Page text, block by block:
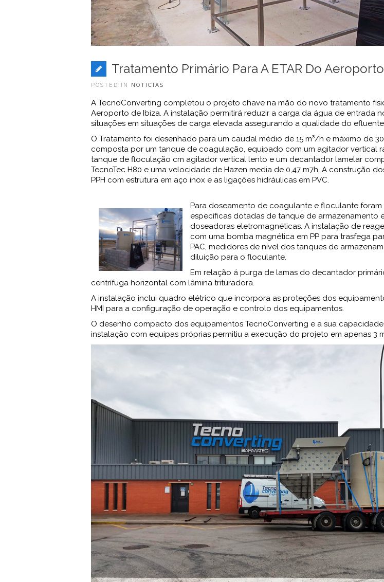
Tratamento Primário Para A ETAR Do
POSTED IN NOTICIAS
A TecnoConverting completou o projeto chave na mão do novo tratamento
Aeroporto de Ibiza. A instalação permitirá reduzir a carga da água de entrada
situações em situações de carga elevada assegurando a qualidade do
O Tratamento foi desenhado para um caudal médio de 15 m³/h e máximo de
composta por um tanque de coagulação, equipado com um agitador vertical
tanque de floculação cm agitador vertical lento e um decantador lamelar
TecnoTec H80 e uma velocidade de Hazen media de 0,47 m7h. A construção
PPH com estrutura em aço inox e as ligações hidráulicas em PVC.
Para doseamento de coagulante e floculante foram
específicas dotadas de tanque de armazenamento
doseadoras eletromagnéticas. A instalação de
com uma bomba magnética em PP para trasfega
PAC, medidores de nível dos tanques de
diluição para o floculante.
Em relação á purga de lamas do decantador
centrífuga horizontal com lâmina trituradora.
A instalação inclui quadro elétrico que incorpora as proteções dos
HMI para a configuração de operação e controlo dos equipamentos.
O desenho compacto dos equipamentos TecnoConverting e a sua
instalação com equipas próprias permitiu a execução do projeto em apenas 3